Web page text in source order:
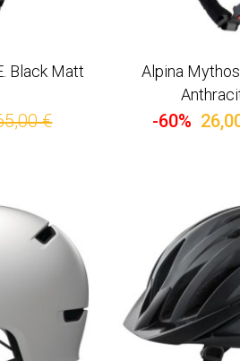
Black Matt
€
Alpina
-60%